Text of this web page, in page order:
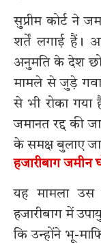
सुप्रीम कोर्ट ने
शर्तें लगाई हैं।
अनुमति के देश
मामले से जुड़े
से भी रोका गया
जमानत रद्द की
के समक्ष बुलाए
हजारीबाग जमीन
यह मामला
हजारीबाग में
कि उन्होंने भू-